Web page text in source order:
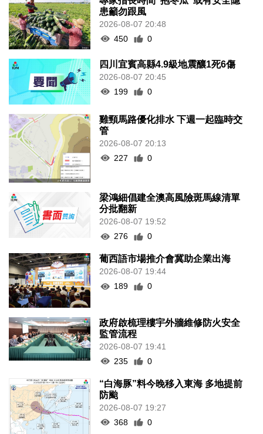
患籲勿跟風
2026-08-07 20:48
450
0
四川宜賓高縣4.9級地震釀1死6傷
2026-08-07 20:45
199
0
雞頸馬路優化排水 下週一起臨時交
管
2026-08-07 20:13
227
0
梁鴻細倡建全澳高風險斑馬線清單
分批翻新
2026-08-07 19:52
276
0
葡西語市場推介會冀助企業出海
2026-08-07 19:44
189
0
政府啟梳理樓宇外牆維修防火安全
監管流程
2026-08-07 19:41
235
0
“白海豚”料今晚移入東海 多地提前
防颱
2026-08-07 19:27
368
0